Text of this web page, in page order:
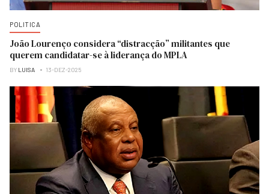
POLITICA
João Lourenço considera “distracção” militantes que
querem candidatar-se à liderança do MPLA
BY LUISA 13-DEZ-2025